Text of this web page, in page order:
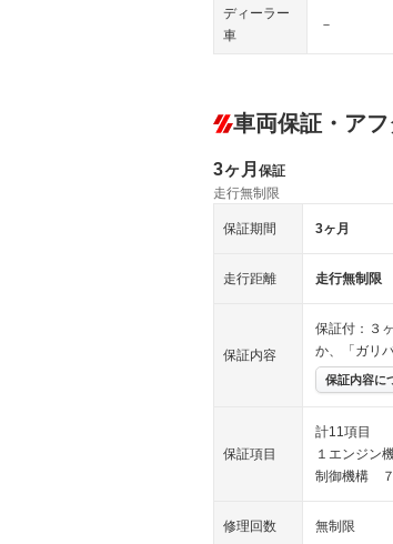
ディーラー
車
－
車両保証・ア
3ヶ月 保証
走行無制限
保証期間 3ヶ月
走行距離 走行無制限
保証内容
保証付：３
か、「ガリ
保証内容に
保証項目
計11項目
１エンジ
制御機構
修理回数 無制限